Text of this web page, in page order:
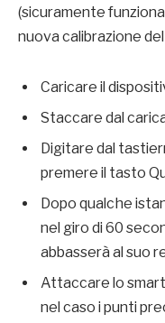
(sicuramente
nuova calibrazione
Caricare il
Staccare dal
Digitare dal
premere il tasto
Dopo qualche
nel giro di 60
abbasserà al suo
Attaccare lo
nel caso i punti